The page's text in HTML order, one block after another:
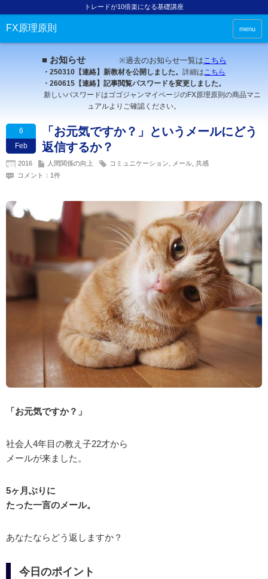
トレードが10倍楽になる基礎講座
FX原理原則 menu
■ お知らせ ※過去のお知らせ一覧はこちら
・250310【連絡】新教材を公開しました。 詳細はこちら
・260615【連絡】記事閲覧パスワードを変更しました。
新しいパスワードはゴゴジャンマイページのFX原理原則の商品マニ
ュアルよりご確認ください。
6
Feb
「お元気ですか？」というメールにどう
返信するか？
2016 人間関係の向上 コミュニケーション メール 共感
コメント：1件
「お元気ですか？」
社会人4年目の教え子22才から
メールが来ました。
5ヶ月ぶりに
たった一言のメール。
あなたならどう返しますか？
今日のポイント